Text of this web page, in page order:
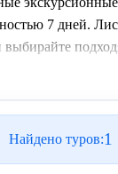
7 дней.
выбирайте
Найдено туров:1